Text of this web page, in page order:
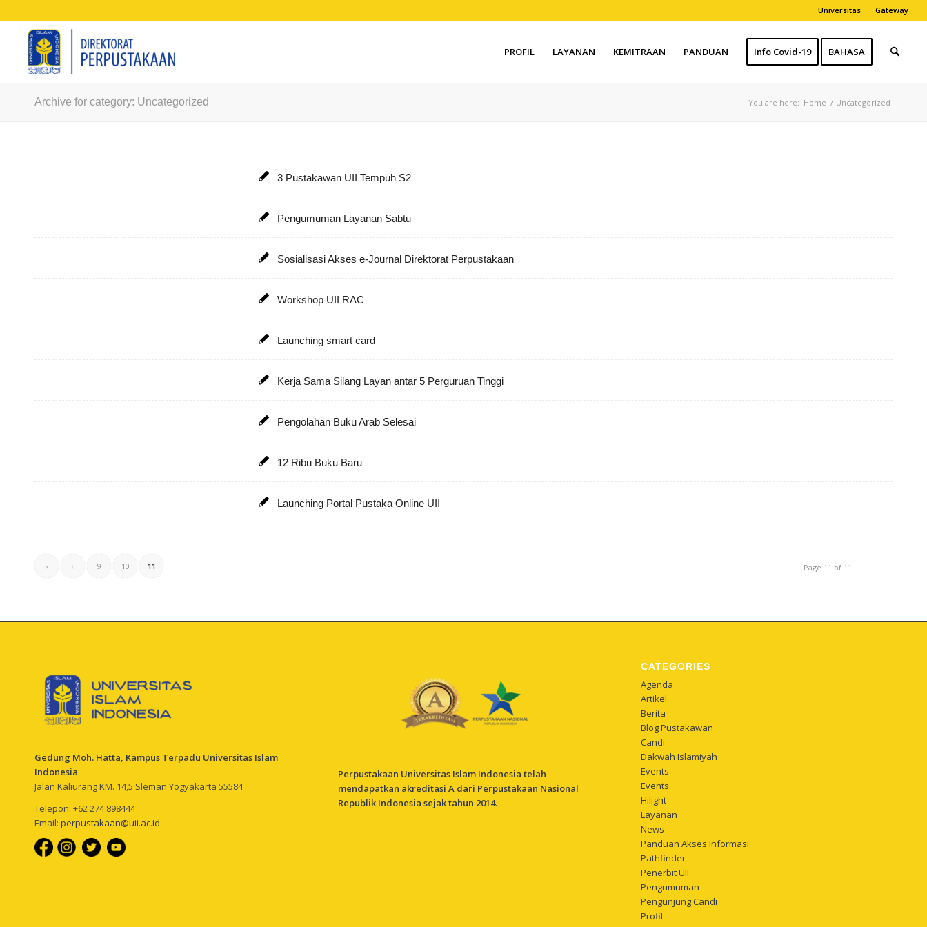
Universitas Gateway
PROFIL LAYANAN KEMITRAAN PANDUAN Info Covid-19 BAHASA
Archive for category: Uncategorized You are here: Home / Uncategorized
3 Pustakawan UII Tempuh S2
Pengumuman Layanan Sabtu
Sosialisasi Akses e-Journal Direktorat Perpustakaan
Workshop UII RAC
Launching smart card
Kerja Sama Silang Layan antar 5 Perguruan Tinggi
Pengolahan Buku Arab Selesai
12 Ribu Buku Baru
Launching Portal Pustaka Online UII
Page 11 of 11
« ‹ 9 10 11
Gedung Moh. Hatta, Kampus Terpadu Universitas Islam
Indonesia
Jalan Kaliurang KM. 14,5 Sleman Yogyakarta 55584
Telepon: +62 274 898444
Email: perpustakaan@uii.ac.id
Perpustakaan Universitas Islam Indonesia telah
mendapatkan akreditasi A dari Perpustakaan Nasional
Republik Indonesia sejak tahun 2014.
CATEGORIES
Agenda
Artikel
Berita
Blog Pustakawan
Candi
Dakwah Islamiyah
Events
Events
Hilight
Layanan
News
Panduan Akses Informasi
Pathfinder
Penerbit UII
Pengumuman
Pengunjung Candi
Profil